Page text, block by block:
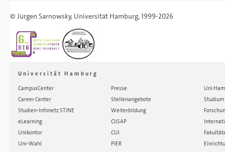
© Jürgen Sarnowsky, Universität Hamburg, 1999-2026